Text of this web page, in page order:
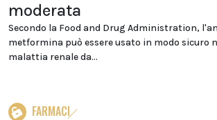
moderata
Secondo la Food and Drug Administration,
metformina può essere usato in modo sicuro
malattia renale da...
FARMACI